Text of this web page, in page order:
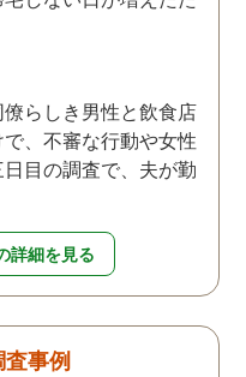
らしき男性と飲食店
、不審な行動や女性
目の調査で、夫が勤
詳細を見る
査事例